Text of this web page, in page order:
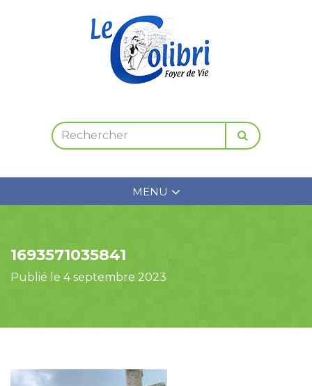
MENU
1693571035841
Publié le 4 septembre 2023